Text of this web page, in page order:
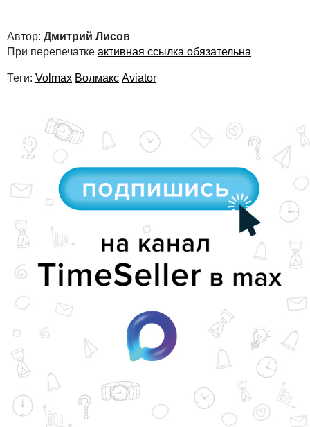
Автор: Дмитрий Лисов
При перепечатке активная ссылка обязательна
Теги: Volmax Волмакс Aviator